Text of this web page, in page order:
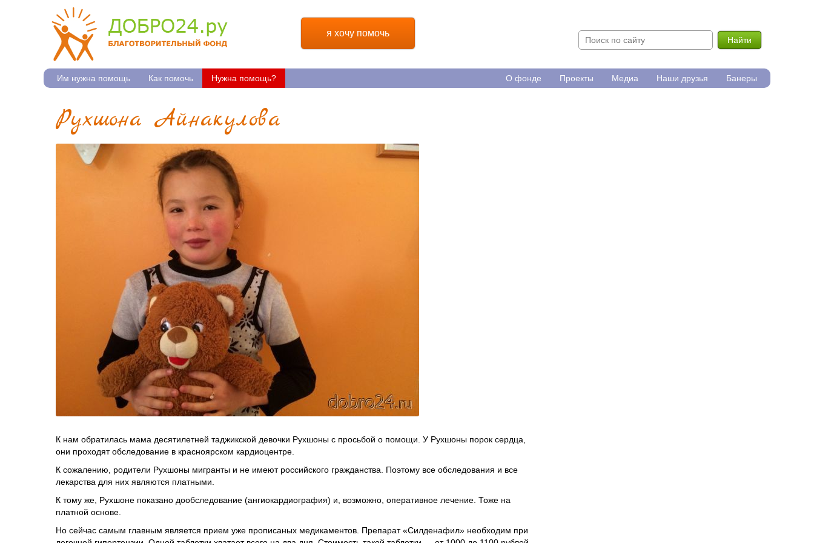
я хочу помочь
Найти
Им нужна помощь Как помочь Нужна помощь? О фонде Проекты Медиа Наши друзья Банеры
Рухшона Айнакулова
К нам обратилась мама десятилетней таджикской девочки Рухшоны с просьбой о помощи. У Рухшоны порок сердца,
они проходят обследование в красноярском кардиоцентре.
К сожалению, родители Рухшоны мигранты и не имеют российского гражданства. Поэтому все обследования и все
лекарства для них являются платными.
К тому же, Рухшоне показано дообследование (ангиокардиография) и, возможно, оперативное лечение. Тоже на
платной основе.
Но сейчас самым главным является прием уже прописаных медикаментов. Препарат «Силденафил» необходим при